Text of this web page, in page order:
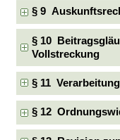
§ 9
§ 10
Vollstreckung
§ 11
§ 12